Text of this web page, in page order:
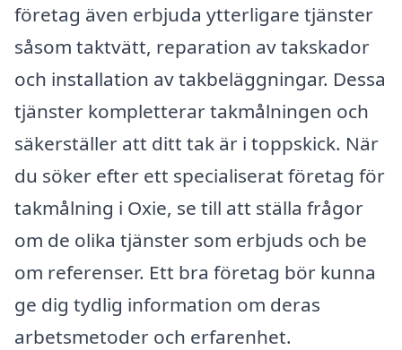
företag även erbjuda ytterligare tjänster
såsom taktvätt, reparation av takskador
och installation av takbeläggningar. Dessa
tjänster kompletterar takmålningen och
säkerställer att ditt tak är i toppskick. När
du söker efter ett specialiserat företag för
takmålning i Oxie, se till att ställa frågor
om de olika tjänster som erbjuds och be
om referenser. Ett bra företag bör kunna
ge dig tydlig information om deras
arbetsmetoder och erfarenhet.